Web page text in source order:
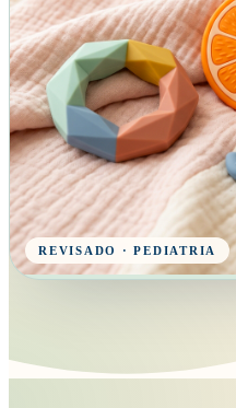
REVISADO · PEDIATRIA